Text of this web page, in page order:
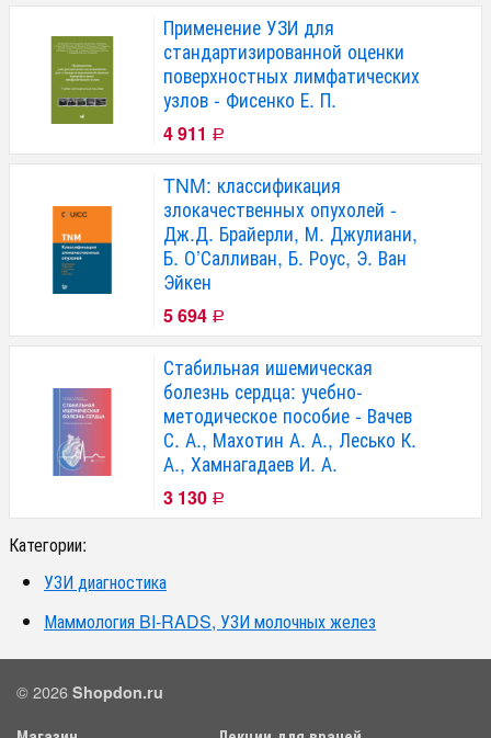
Применение УЗИ для
стандартизированной оценки
поверхностных лимфатических
узлов - Фисенко Е. П.
4 911 Р
TNM: классификация
злокачественных опухолей -
Дж.Д. Брайерли, М. Джулиани,
Б. О’Салливан, Б. Роус, Э. Ван
Эйкен
5 694 Р
Стабильная ишемическая
болезнь сердца: учебно-
методическое пособие - Вачев
С. А., Махотин А. А., Лесько К.
А., Хамнагадаев И. А.
3 130 Р
Категории:
УЗИ диагностика
Маммология BI-RADS, УЗИ молочных желез
© 2026 Shopdon.ru